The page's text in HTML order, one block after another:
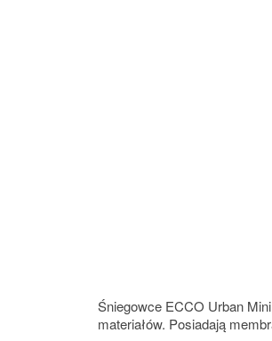
Śniegowce ECCO Urban
materiałów. Posiadają